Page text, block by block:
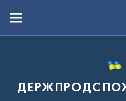
вмістуMenu